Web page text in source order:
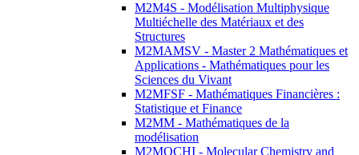
M2M4S - Modélisation Multiphysique
Multiéchelle des Matériaux et des
Structures
M2MAMSV - Master 2 Mathématiques et
Applications - Mathématiques pour les
Sciences du Vivant
M2MFSF - Mathématiques Financières :
Statistique et Finance
M2MM - Mathématiques de la
modélisation
M2MOCHI - Molecular Chemistry and